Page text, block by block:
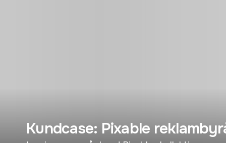
Kundcase: Pixable